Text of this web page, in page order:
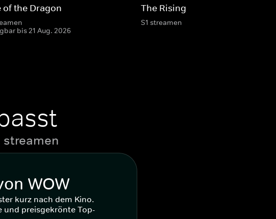
of the Dragon
bis 21 Aug. 2026
The Rising
S1 streamen
streamen
WOW
kurz nach dem Kino.
und preisgekrönte Top-